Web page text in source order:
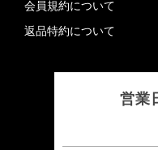
会員規約について
返品特約について
営業